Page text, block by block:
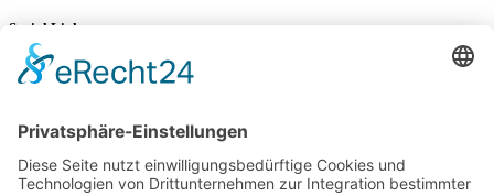
Social Links
YouTube 34K Subscribers
100 km Verbrauch Test